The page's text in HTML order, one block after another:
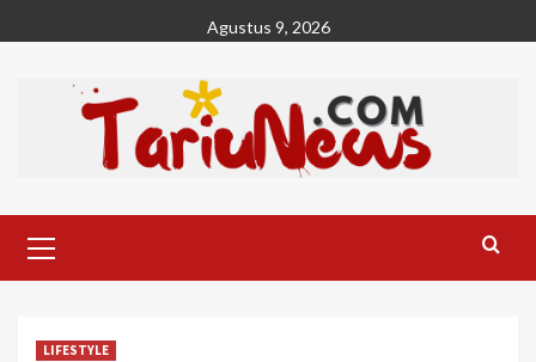
to
Agustus 9, 2026
Menu
LIFESTYLE